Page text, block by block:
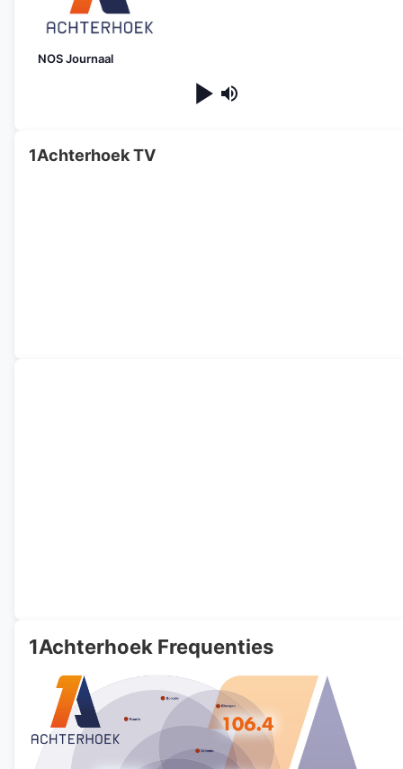
NOS Journaal
1Achterhoek TV
1Achterhoek Frequenties